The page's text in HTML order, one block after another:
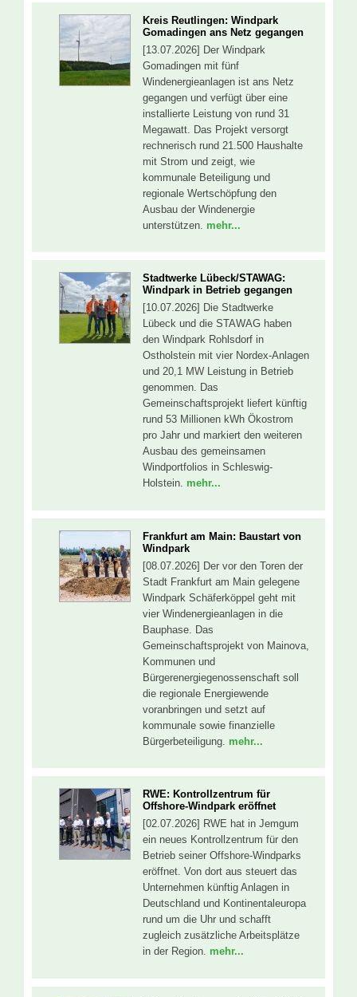
Kreis Reutlingen: Windpark
Gomadingen ans Netz gegangen
[13.07.2026] Der Windpark
Gomadingen mit fünf
Windenergieanlagen ist ans Netz
gegangen und verfügt über eine
installierte Leistung von rund 31
Megawatt. Das Projekt versorgt
rechnerisch rund 21.500 Haushalte
mit Strom und zeigt, wie
kommunale Beteiligung und
regionale Wertschöpfung den
Ausbau der Windenergie
unterstützen. mehr...
Stadtwerke Lübeck/STAWAG:
Windpark in Betrieb gegangen
[10.07.2026] Die Stadtwerke
Lübeck und die STAWAG haben
den Windpark Rohlsdorf in
Ostholstein mit vier Nordex-Anlagen
und 20,1 MW Leistung in Betrieb
genommen. Das
Gemeinschaftsprojekt liefert künftig
rund 53 Millionen kWh Ökostrom
pro Jahr und markiert den weiteren
Ausbau des gemeinsamen
Windportfolios in Schleswig-
Holstein. mehr...
Frankfurt am Main: Baustart von
Windpark
[08.07.2026] Der vor den Toren der
Stadt Frankfurt am Main gelegene
Windpark Schäferköppel geht mit
vier Windenergieanlagen in die
Bauphase. Das
Gemeinschaftsprojekt von Mainova,
Kommunen und
Bürgerenergiegenossenschaft soll
die regionale Energiewende
voranbringen und setzt auf
kommunale sowie finanzielle
Bürgerbeteiligung. mehr...
RWE: Kontrollzentrum für
Offshore-Windpark eröffnet
[02.07.2026] RWE hat in Jemgum
ein neues Kontrollzentrum für den
Betrieb seiner Offshore-Windparks
eröffnet. Von dort aus steuert das
Unternehmen künftig Anlagen in
Deutschland und Kontinentaleuropa
rund um die Uhr und schafft
zugleich zusätzliche Arbeitsplätze
in der Region. mehr...